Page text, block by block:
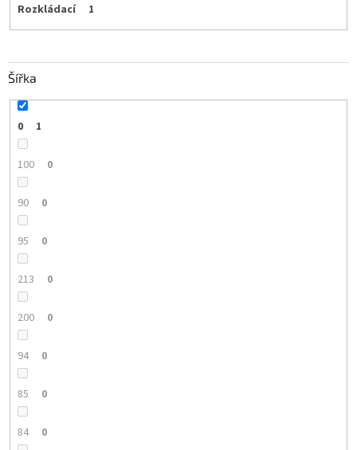
Rozkládací 1
Šířka
0 1
100 0
90 0
95 0
213 0
200 0
94 0
85 0
84 0